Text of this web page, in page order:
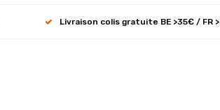
Livraison colis gratuite BE >35€ / FR